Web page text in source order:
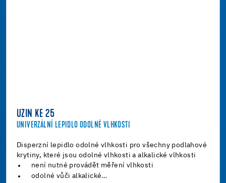
UZIN KE 25
UNIVERZÁLNÍ LEPIDLO ODOLNÉ VLHKOSTI
Disperzní lepidlo odolné vlhkosti pro všechny podlahové
krytiny, které jsou odolné vlhkosti a alkalické vlhkosti
není nutné provádět měření vlhkosti
odolné vůči alkalické…